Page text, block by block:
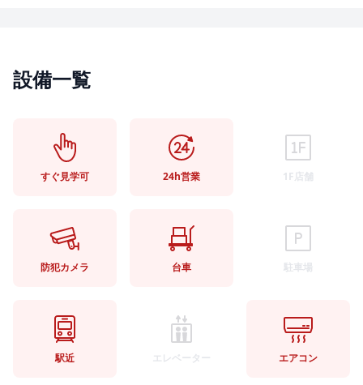
設備一覧
すぐ見学可 24h営業 1F店舗
防犯カメラ 台車 駐車場
駅近 エレベーター エアコン